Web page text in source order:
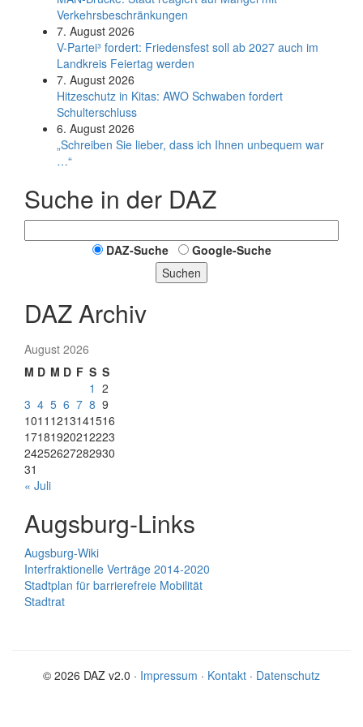
Verkehrsbeschränkungen
7. August 2026
V-Partei­³ fordert: Friedens­fest soll ab 2027 auch im
Land­kreis Feier­tag werden
7. August 2026
Hitzeschutz in Kitas: AWO Schwaben fordert
Schulterschluss
6. August 2026
„Schreiben Sie lieber, dass ich Ihnen unbequem war
…“
Suche in der DAZ
DAZ-Suche
Google-Suche
Suchen
DAZ Archiv
August 2026
M D M D F S S
1 2
3 4 5 6 7 8 9
1011 1213141516
17181920212223
24252627282930
31
« Juli
Augsburg-Links
Augsburg-Wiki
Interfraktionelle Verträge 2014-2020
Stadtplan für barrierefreie Mobilität
Stadtrat
© 2026 DAZ v2.0 · Impressum · Kontakt · Datenschutz